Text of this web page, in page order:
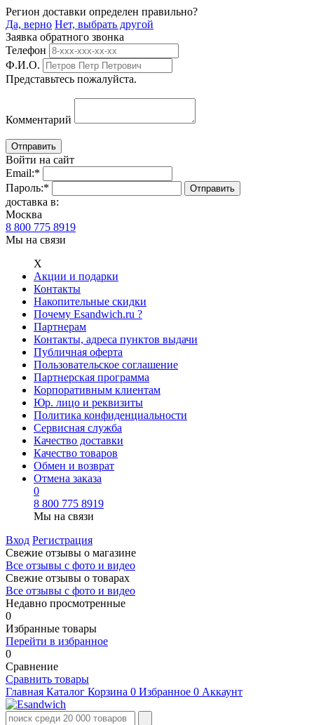
Регион доставки определен правильно?
Да, верно Нет, выбрать другой
Заявка обратного звонка
Телефон
Ф.И.О.
Представьтесь пожалуйста.
Комментарий
Войти на сайт
Email:*
Пароль:*
доставка в:
Москва
8 800 775 8919
Мы на связи
Х
Акции и подарки
Контакты
Накопительные скидки
Почему Esandwich.ru ?
Партнерам
Контакты, адреса пунктов выдачи
Публичная оферта
Пользовательское соглашение
Партнерская программа
Корпоративным клиентам
Юр. лицо и реквизиты
Политика конфиденциальности
Сервисная служба
Качество доставки
Качество товаров
Обмен и возврат
Отмена заказа
0
8 800 775 8919
Мы на связи
Вход Регистрация
Свежие отзывы о магазине
Все отзывы с фото и видео
Свежие отзывы о товарах
Все отзывы c фото и видео
Недавно просмотренные
0
Избранные товары
Перейти в избранное
0
Сравнение
Сравнить товары
Главная Каталог Корзина 0 Избранное 0 Аккаунт